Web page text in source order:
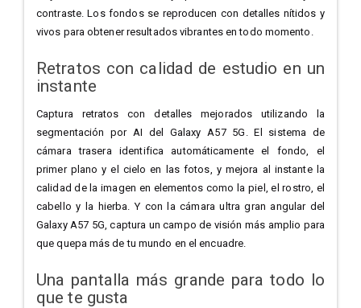
contraste. Los fondos se reproducen con detalles nítidos y
vivos para obtener resultados vibrantes en todo momento.
Retratos con calidad de estudio en un
instante
Captura retratos con detalles mejorados utilizando la
segmentación por AI del Galaxy A57 5G. El sistema de
cámara trasera identifica automáticamente el fondo, el
primer plano y el cielo en las fotos, y mejora al instante la
calidad de la imagen en elementos como la piel, el rostro, el
cabello y la hierba. Y con la cámara ultra gran angular del
Galaxy A57 5G, captura un campo de visión más amplio para
que quepa más de tu mundo en el encuadre.
Una pantalla más grande para todo lo
que te gusta